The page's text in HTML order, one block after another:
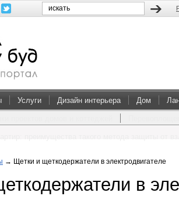
Услуги Дизайн интерьера Дом
→ Щетки и щеткодержатели в электродвигателе
в